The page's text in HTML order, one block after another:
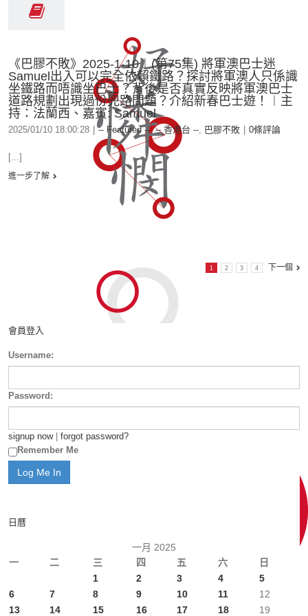
《巴膠不敗》2025-1-10︱(第75集) 將軍澳巴士迷
Samuel出入可以完全依賴鐵路？探討將軍澳人只係識
坐鐵路而唔識坐巴士？背後是否真實反映將軍澳巴士
道路規劃出現過份兜路問題？介紹新春巴士遊！︱主
持：法蘭西、嘉賓: Samuel
2025/01/10 18:00:28 -- Featured --,-- 香港台 --, 巴膠不敗 0條評論
[...]
進一步了解
1 2 3 4 下一個
會員登入
Username:
Password:
signup now| forgot password?
Remember Me
日曆
一月 2025
一
二 三 四 五 六
日
1
2 3 4
5
6
7 8 9 10 11
12
13
14 15 16 17 18 19